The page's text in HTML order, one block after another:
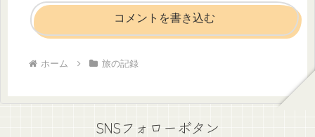
コメントを書き込む
ホーム 旅の記録
SNSフォローボタン